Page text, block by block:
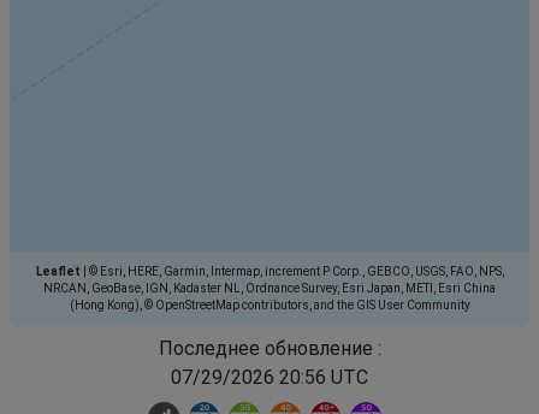
Leaflet
© Esri, HERE, Garmin, Intermap, increment P Corp., GEBCO, USGS, FAO, NPS,
NRCAN, GeoBase, IGN, Kadaster NL, Ordnance Survey, Esri Japan, METI, Esri China
(Hong Kong), © OpenStreetMap contributors, and the GIS User Community
Последнее обновление :
07/29/2026 20:56 UTC